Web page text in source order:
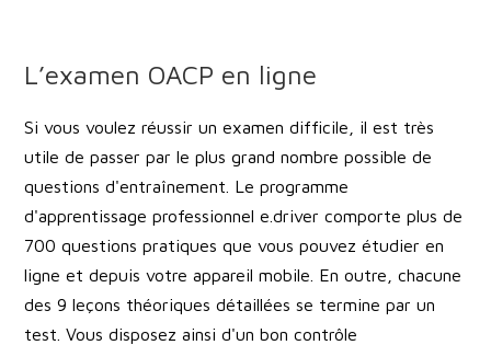
L’examen OACP en ligne
Si vous voulez réussir un examen difficile, il est très
utile de passer par le plus grand nombre possible de
questions d'entraînement. Le programme
d'apprentissage professionnel e.driver comporte plus de
700 questions pratiques que vous pouvez étudier en
ligne et depuis votre appareil mobile. En outre, chacune
des 9 leçons théoriques détaillées se termine par un
test. Vous disposez ainsi d'un bon contrôle